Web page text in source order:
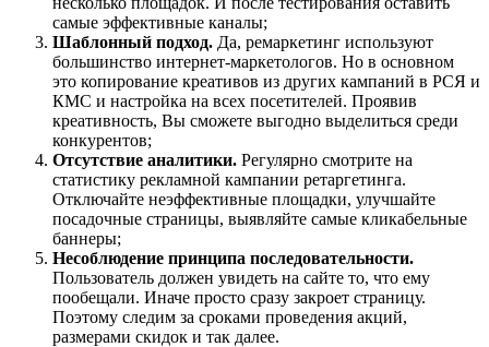
самые эффективные каналы;
Шаблонный подход. Да, ремаркетинг используют
большинство интернет-маркетологов. Но в основном
это копирование креативов из других кампаний в РСЯ и
КМС и настройка на всех посетителей. Проявив
креативность, Вы сможете выгодно выделиться среди
конкурентов;
Отсутствие аналитики. Регулярно смотрите на
статистику рекламной кампании ретаргетинга.
Отключайте неэффективные площадки, улучшайте
посадочные страницы, выявляйте самые кликабельные
баннеры;
Несоблюдение принципа последовательности.
Пользователь должен увидеть на сайте то, что ему
пообещали. Иначе просто сразу закроет страницу.
Поэтому следим за сроками проведения акций,
размерами скидок и так далее.